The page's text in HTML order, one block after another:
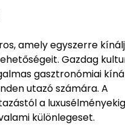
amely egyszerre
Gazdag
gasztronómiai
utazó számára. A
a
különlegeset.